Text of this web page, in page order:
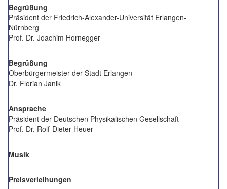
Begrüßung
Präsident der Friedrich-Alexander-Universität Erlangen-
Nürnberg
Prof. Dr. Joachim Hornegger
Begrüßung
Oberbürgermeister der Stadt Erlangen
Dr. Florian Janik
Ansprache
Präsident der Deutschen Physikalischen Gesellschaft
Prof. Dr. Rolf-Dieter Heuer
Musik
Preisverleihungen